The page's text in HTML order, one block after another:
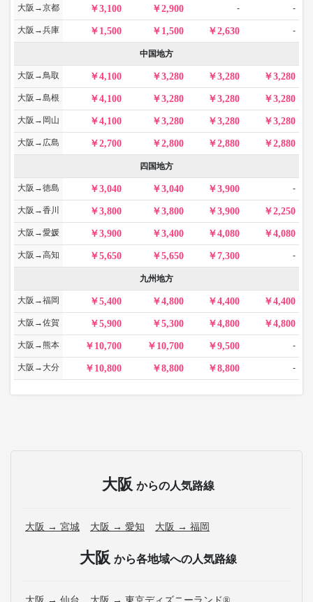
大阪→京都 3,100 2,900 - -
大阪→兵庫 1,500 1,500 2,630 -
中国地方
大阪→鳥取 4,100 3,280 3,280 3,280
大阪→島根 4,100 3,280 3,280 3,280
大阪→岡山 4,100 3,280 3,280 3,280
大阪→広島 2,700 2,800 2,880 2,880
四国地方
大阪→徳島 3,040 3,040 3,900 -
大阪→香川 3,800 3,800 3,900 2,250
大阪→愛媛 3,900 3,400 4,080 4,080
大阪→高知 5,650 5,650 7,300 -
九州地方
大阪→福岡 5,400 4,800 4,400 4,400
大阪→佐賀 5,900 5,300 4,800 4,800
大阪→熊本 10,700 10,700 9,500 -
大阪→大分 10,800 8,800 8,800 -
大阪 からの人気路線
大阪 → 宮城 大阪 → 愛知 大阪 → 福岡
大阪 から各地域への人気路線